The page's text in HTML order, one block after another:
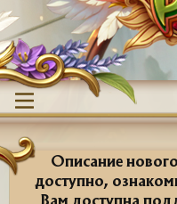
Описание
доступно,